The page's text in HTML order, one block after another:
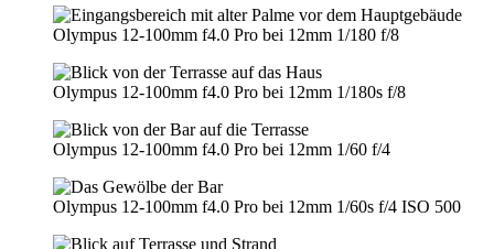
Olympus 12-100mm f4.0 Pro bei 12mm 1/180 f/8
Olympus 12-100mm f4.0 Pro bei 12mm 1/180s f/8
Olympus 12-100mm f4.0 Pro bei 12mm 1/60 f/4
Olympus 12-100mm f4.0 Pro bei 12mm 1/60s f/4 ISO 500